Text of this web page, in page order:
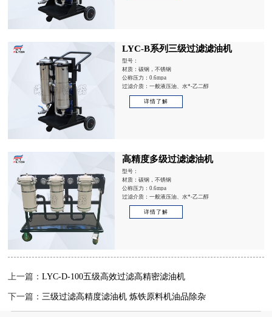
LYC-B系列三级过滤滤油机
型号：
材质：碳钢，不锈钢
公称压力：0.6mpa
过滤介质：一般液压油、水*-乙二醇
详情了解
高精度多级过滤滤油机
型号：
材质：碳钢，不锈钢
公称压力：0.6mpa
过滤介质：一般液压油、水*-乙二醇
详情了解
上一篇：LYC-D-100五级高效过滤高精密滤油机
下一篇： 三级过滤高精度滤油机 炼铁原料机油品除杂